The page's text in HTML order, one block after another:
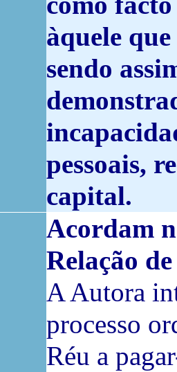
àquele
sendo
pessoais,
capital.
Acordam
Relação
A Autora
processo
Réu a